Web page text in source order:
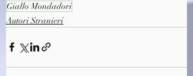
Giallo Mondadori
Autori Stranieri